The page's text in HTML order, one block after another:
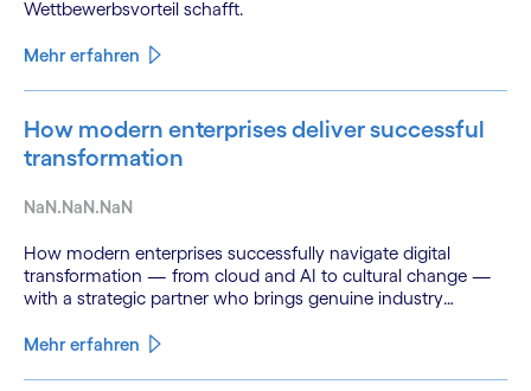
Wettbewerbsvorteil schafft.
Mehr erfahren
How modern enterprises deliver successful
transformation
NaN.NaN.NaN
How modern enterprises successfully navigate digital
transformation — from cloud and AI to cultural change —
with a strategic partner who brings genuine industry
Mehr erfahren